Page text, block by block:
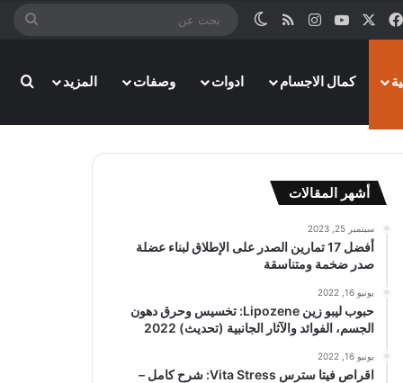
فيسبوك ‫YouTubeانستقرامملخص الموقع RSS
الوضع المظلم
بحث
كمال الاجسام ادوات وصفات المزيد
أشهر المقالات
سبتمبر 25, 2023
أفضل 17 تمارين الصدر على الإطلاق لبناء عضلة
صدر ضخمة ومتناسقة
يونيو 16, 2022
حبوب ليبو زين Lipozene: تخسيس وحرق دهون
الجسم، الفوائد والآثار الجانبية (تحديث) 2022
يونيو 16, 2022
اقراص فيتا سترس Vita Stress: شرح كامل –